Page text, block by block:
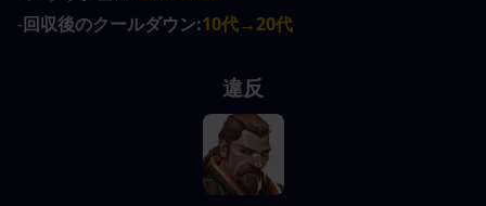
-回収後のクールダウン:10代→20代
違反